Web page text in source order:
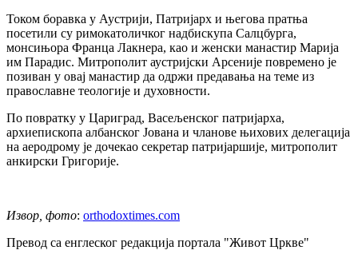
Током боравка у Аустрији, Патријарх и његова пратња
посетили су римокатоличког надбискупа Салцбурга,
монсињора Франца Лакнера, као и женски манастир Марија
им Парадис. Митрополит аустријски Арсеније повремено је
позиван у овај манастир да одржи предавања на теме из
православне теологије и духовности.
По повратку у Цариград, Васељенског патријарха,
архиепископа албанског Јована и чланове њихових делегација
на аеродрому је дочекао секретар патријаршије, митрополит
анкирски Григорије.
Извор, фото: orthodoxtimes.com
Превод са енглеског редакција портала "Живот Цркве"